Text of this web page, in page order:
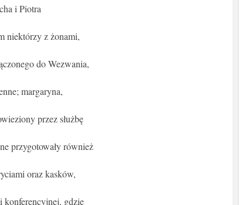
i Piotra
niektórzy z żonami,
do Wezwania,
margaryna,
przez służbę
przygotowały również
oraz kasków,
konferencyjnej, gdzie